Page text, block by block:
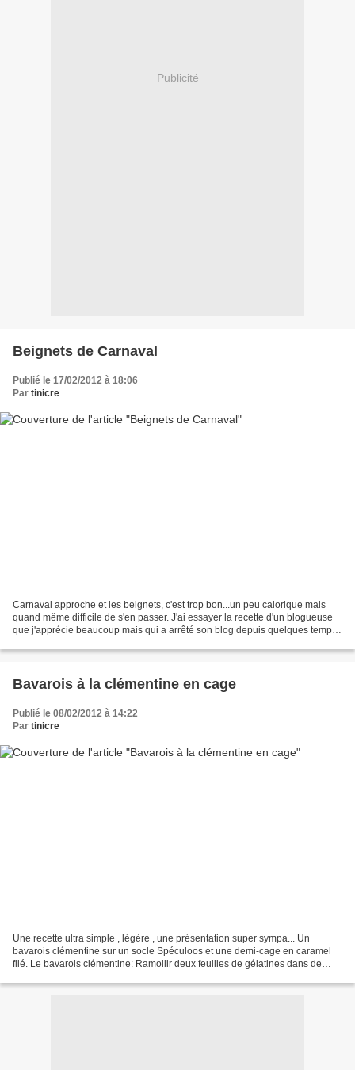
Publicité
Beignets de Carnaval
Publié le 17/02/2012 à 18:06
Par tinicre
Carnaval approche et les beignets, c'est trop bon...un peu calorique mais
quand même difficile de s'en passer. J'ai essayer la recette d'un blogueuse
que j'apprécie beaucoup mais qui a arrêté son blog depuis quelques temps
Bavarois à la clémentine en cage
Publié le 08/02/2012 à 14:22
Par tinicre
Une recette ultra simple , légère , une présentation super sympa... Un
bavarois clémentine sur un socle Spéculoos et une demi-cage en caramel
filé. Le bavarois clémentine: Ramollir deux feuilles de gélatines dans de